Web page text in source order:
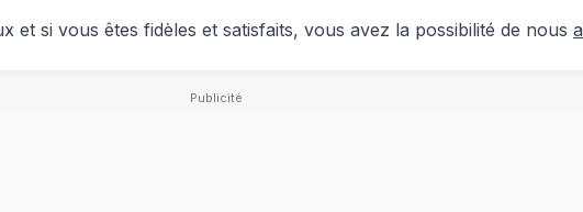
et si vous êtes fidèles et satisfaits, vous avez la possibilité de nous